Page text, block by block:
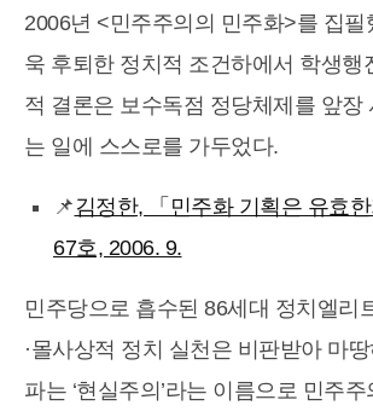
2006년 <민주주의의 민주화>를 집필
욱 후퇴한 정치적 조건하에서 학생행
적 결론은 보수독점 정당체제를 앞장
는 일에 스스로를 가두었다.
📌김정한, 「민주화 기획은 유효
67호, 2006. 9.
민주당으로 흡수된 86세대 정치엘리
·몰사상적 정치 실천은 비판받아 마
파는 ‘현실주의’라는 이름으로 민주